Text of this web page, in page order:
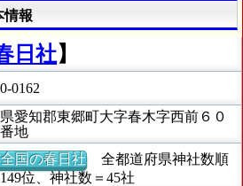
情報
日社】
0162
愛知郡東郷町大字春木字西前６０
地
国の春日社全都道府県神社数順
位、神社数＝45社